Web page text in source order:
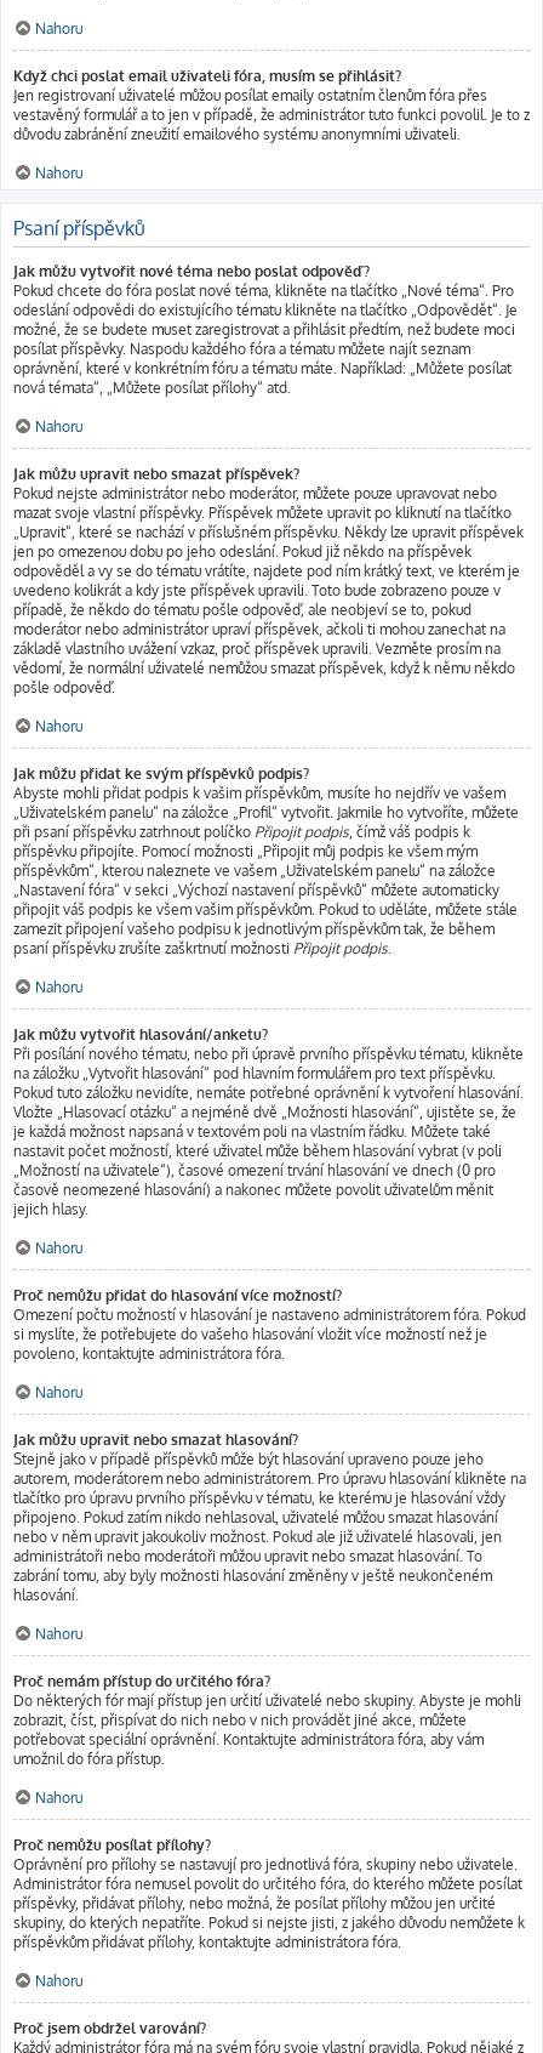
Nahoru
Když chci poslat email uživateli fóra, musím se přihlásit?
Jen registrovaní uživatelé můžou posílat emaily ostatním členům fóra přes
vestavěný formulář a to jen v případě, že administrátor tuto funkci povolil. Je to z
důvodu zabránění zneužití emailového systému anonymními uživateli.
Nahoru
Psaní příspěvků
Jak můžu vytvořit nové téma nebo poslat odpověď?
Pokud chcete do fóra poslat nové téma, klikněte na tlačítko „Nové téma“. Pro
odeslání odpovědi do existujícího tématu klikněte na tlačítko „Odpovědět“. Je
možné, že se budete muset zaregistrovat a přihlásit předtím, než budete moci
posílat příspěvky. Naspodu každého fóra a tématu můžete najít seznam
oprávnění, které v konkrétním fóru a tématu máte. Například: „Můžete posílat
nová témata“, „Můžete posílat přílohy“ atd.
Nahoru
Jak můžu upravit nebo smazat příspěvek?
Pokud nejste administrátor nebo moderátor, můžete pouze upravovat nebo
mazat svoje vlastní příspěvky. Příspěvek můžete upravit po kliknutí na tlačítko
„Upravit“, které se nachází v příslušném příspěvku. Někdy lze upravit příspěvek
jen po omezenou dobu po jeho odeslání. Pokud již někdo na příspěvek
odpověděl a vy se do tématu vrátíte, najdete pod ním krátký text, ve kterém je
uvedeno kolikrát a kdy jste příspěvek upravili. Toto bude zobrazeno pouze v
případě, že někdo do tématu pošle odpověď, ale neobjeví se to, pokud
moderátor nebo administrátor upraví příspěvek, ačkoli ti mohou zanechat na
základě vlastního uvážení vzkaz, proč příspěvek upravili. Vezměte prosím na
vědomí, že normální uživatelé nemůžou smazat příspěvek, když k němu někdo
pošle odpověď.
Nahoru
Jak můžu přidat ke svým příspěvků podpis?
Abyste mohli přidat podpis k vašim příspěvkům, musíte ho nejdřív ve vašem
„Uživatelském panelu“ na záložce „Profil“ vytvořit. Jakmile ho vytvoříte, můžete
při psaní příspěvku zatrhnout políčko Připojit podpis, čímž váš podpis k
příspěvku připojíte. Pomocí možnosti „Připojit můj podpis ke všem mým
příspěvkům“, kterou naleznete ve vašem „Uživatelském panelu“ na záložce
„Nastavení fóra“ v sekci „Výchozí nastavení příspěvků“ můžete automaticky
připojit váš podpis ke všem vašim příspěvkům. Pokud to uděláte, můžete stále
zamezit připojení vašeho podpisu k jednotlivým příspěvkům tak, že během
psaní příspěvku zrušíte zaškrtnutí možnosti Připojit podpis.
Nahoru
Jak můžu vytvořit hlasování/anketu?
Při posílání nového tématu, nebo při úpravě prvního příspěvku tématu, klikněte
na záložku „Vytvořit hlasování“ pod hlavním formulářem pro text příspěvku.
Pokud tuto záložku nevidíte, nemáte potřebné oprávnění k vytvoření hlasování.
Vložte „Hlasovací otázku“ a nejméně dvě „Možnosti hlasování“, ujistěte se, že
je každá možnost napsaná v textovém poli na vlastním řádku. Můžete také
nastavit počet možností, které uživatel může během hlasování vybrat (v poli
„Možností na uživatele“), časové omezení trvání hlasování ve dnech (0 pro
časově neomezené hlasování) a nakonec můžete povolit uživatelům měnit
jejich hlasy.
Nahoru
Proč nemůžu přidat do hlasování více možností?
Omezení počtu možností v hlasování je nastaveno administrátorem fóra. Pokud
si myslíte, že potřebujete do vašeho hlasování vložit více možností než je
povoleno, kontaktujte administrátora fóra.
Nahoru
Jak můžu upravit nebo smazat hlasování?
Stejně jako v případě příspěvků může být hlasování upraveno pouze jeho
autorem, moderátorem nebo administrátorem. Pro úpravu hlasování klikněte na
tlačítko pro úpravu prvního příspěvku v tématu, ke kterému je hlasování vždy
připojeno. Pokud zatím nikdo nehlasoval, uživatelé můžou smazat hlasování
nebo v něm upravit jakoukoliv možnost. Pokud ale již uživatelé hlasovali, jen
administrátoři nebo moderátoři můžou upravit nebo smazat hlasování. To
zabrání tomu, aby byly možnosti hlasování změněny v ještě neukončeném
hlasování.
Nahoru
Proč nemám přístup do určitého fóra?
Do některých fór mají přístup jen určití uživatelé nebo skupiny. Abyste je mohli
zobrazit, číst, přispívat do nich nebo v nich provádět jiné akce, můžete
potřebovat speciální oprávnění. Kontaktujte administrátora fóra, aby vám
umožnil do fóra přístup.
Nahoru
Proč nemůžu posílat přílohy?
Oprávnění pro přílohy se nastavují pro jednotlivá fóra, skupiny nebo uživatele.
Administrátor fóra nemusel povolit do určitého fóra, do kterého můžete posílat
příspěvky, přidávat přílohy, nebo možná, že posílat přílohy můžou jen určité
skupiny, do kterých nepatříte. Pokud si nejste jisti, z jakého důvodu nemůžete k
příspěvkům přidávat přílohy, kontaktujte administrátora fóra.
Nahoru
Proč jsem obdržel varování?
Každý administrátor fóra má na svém fóru svoje vlastní pravidla. Pokud nějaké z